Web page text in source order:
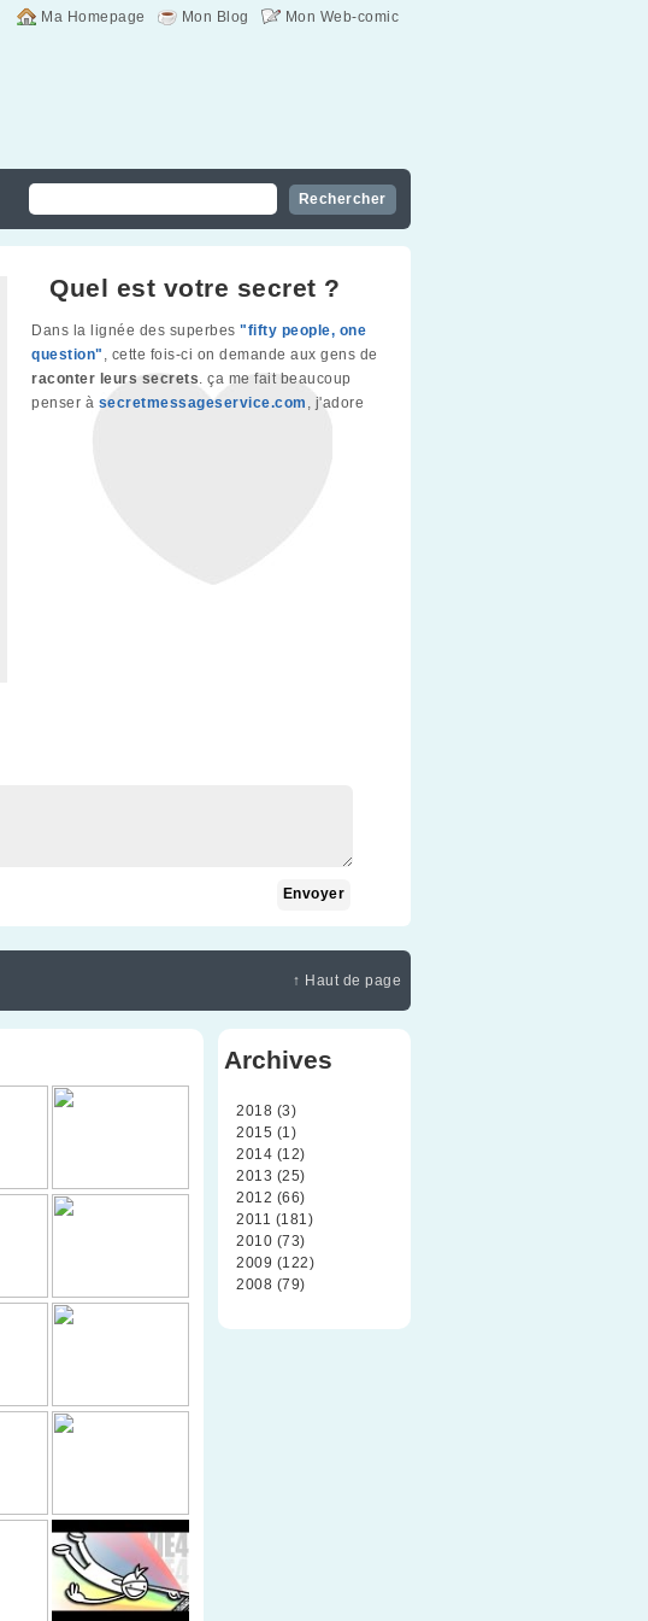
Mon Web-comic
Mon Blog
Ma Homepage
Quel est votre secret ?
Dans la lignée des superbes "fifty people, one
question" , cette fois-ci on demande aux gens de
raconter leurs secrets. ça me fait beaucoup
penser à secretmessageservice.com , j'adore
↑ Haut de page
Archives
2018 (3)
2015 (1)
2014 (12)
2013 (25)
2012 (66)
2011 (181)
2010 (73)
2009 (122)
2008 (79)